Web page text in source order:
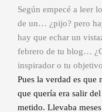
Según empecé a leer
de un… ¿pijo? pero
hay que echar un
febrero de tu blog…
inspirador o tu
Pues la verdad es
que quería era salir
metido. Llevaba